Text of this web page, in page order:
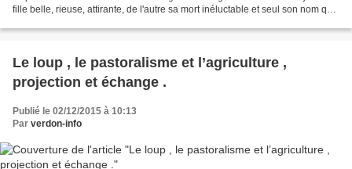
fille belle, rieuse, attirante, de l'autre sa mort inéluctable et seul son nom qui
Le loup , le pastoralisme et l’agriculture ,
projection et échange .
Publié le 02/12/2015 à 10:13
Par verdon-info